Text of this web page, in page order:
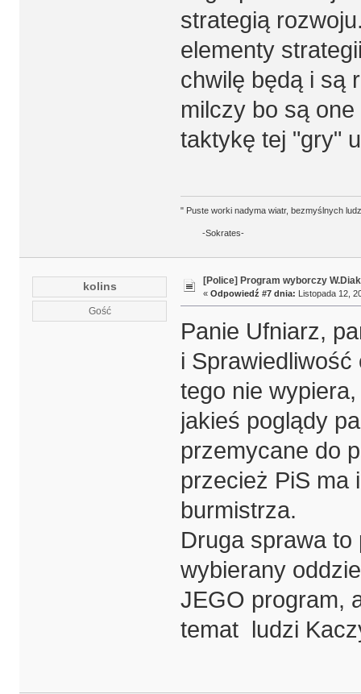
strategią
elementy
chwilę będą i są
milczy bo są
taktykę tej "gry"
" Puste worki nadyma wiatr, bezmyślnych
-Sokrates-
kolins
Gość
[Police] Program wyborczy
« Odpowiedź #7 dnia: Listopada 12,
Panie Ufniarz,
i
tego nie
jakieś poglądy
przemycane do
przecież PiS ma
burmistrza.
Druga sprawa
wybierany
JEGO program,
temat ludzi